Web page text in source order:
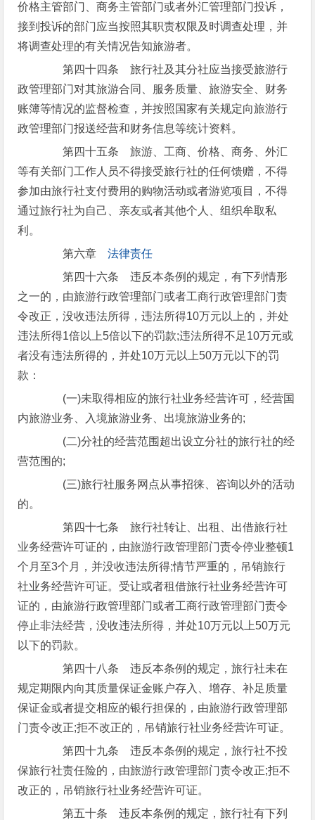
价格主管部门、商务主管部门或者外汇管理部门投诉，
接到投诉的部门应当按照其职责权限及时调查处理，并
将调查处理的有关情况告知旅游者。
第四十四条 旅行社及其分社应当接受旅游行
政管理部门对其旅游合同、服务质量、旅游安全、财务
账簿等情况的监督检查，并按照国家有关规定向旅游行
政管理部门报送经营和财务信息等统计资料。
第四十五条 旅游、工商、价格、商务、外汇
等有关部门工作人员不得接受旅行社的任何馈赠，不得
参加由旅行社支付费用的购物活动或者游览项目，不得
通过旅行社为自己、亲友或者其他个人、组织牟取私
利。
第六章法律责任
第四十六条 违反本条例的规定，有下列情形
之一的，由旅游行政管理部门或者工商行政管理部门责
令改正，没收违法所得，违法所得10万元以上的，并处
违法所得1倍以上5倍以下的罚款;违法所得不足10万元或
者没有违法所得的，并处10万元以上50万元以下的罚
款：
(一)未取得相应的旅行社业务经营许可，经营国
内旅游业务、入境旅游业务、出境旅游业务的;
(二)分社的经营范围超出设立分社的旅行社的经
营范围的;
(三)旅行社服务网点从事招徕、咨询以外的活动
的。
第四十七条 旅行社转让、出租、出借旅行社
业务经营许可证的，由旅游行政管理部门责令停业整顿1
个月至3个月，并没收违法所得;情节严重的，吊销旅行
社业务经营许可证。受让或者租借旅行社业务经营许可
证的，由旅游行政管理部门或者工商行政管理部门责令
停止非法经营，没收违法所得，并处10万元以上50万元
以下的罚款。
第四十八条 违反本条例的规定，旅行社未在
规定期限内向其质量保证金账户存入、增存、补足质量
保证金或者提交相应的银行担保的，由旅游行政管理部
门责令改正;拒不改正的，吊销旅行社业务经营许可证。
第四十九条 违反本条例的规定，旅行社不投
保旅行社责任险的，由旅游行政管理部门责令改正;拒不
改正的，吊销旅行社业务经营许可证。
第五十条 违反本条例的规定，旅行社有下列